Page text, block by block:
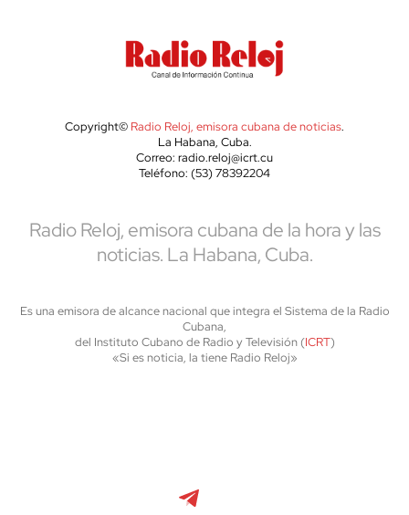
Copyright© Radio Reloj, emisora cubana de noticias.
La Habana, Cuba.
Correo: radio.reloj@icrt.cu
Teléfono: (53) 78392204
Radio Reloj, emisora cubana de la hora y las
noticias. La Habana, Cuba.
Es una emisora de alcance nacional que integra el Sistema de la Radio
Cubana,
del Instituto Cubano de Radio y Televisión (ICRT)
«Si es noticia, la tiene Radio Reloj»